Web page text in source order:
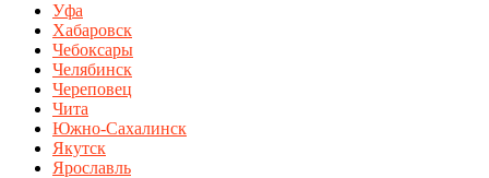
Уфа
Хабаровск
Чебоксары
Челябинск
Череповец
Чита
Южно-Сахалинск
Якутск
Ярославль